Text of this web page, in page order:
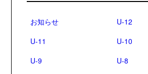
お知らせ
U-12
U-11
U-10
U-9
U-8